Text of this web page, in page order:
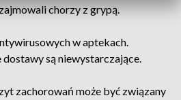
chorzy z grypą.
w aptekach.
dostawy są niewystarczające.
zachorowań może być związany